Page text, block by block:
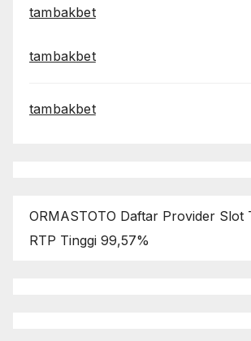
tambakbet
tambakbet
tambakbet
ORMASTOTO Daftar Provider Slot
RTP Tinggi 99,57%